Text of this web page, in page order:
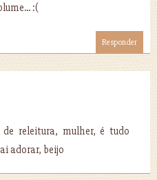
:(
Responder
releitura, mulher, é tudo
adorar, beijo